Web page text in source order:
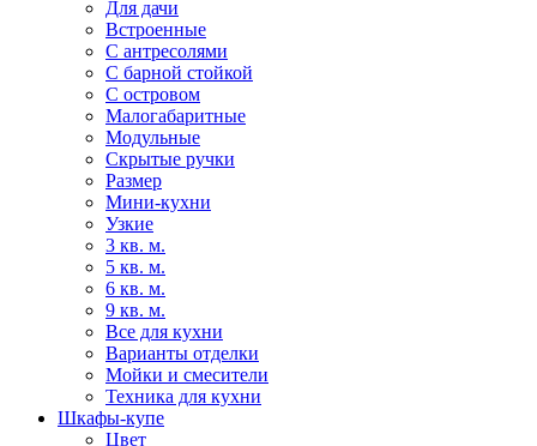
Для дачи
Встроенные
С антресолями
С барной стойкой
С островом
Малогабаритные
Модульные
Скрытые ручки
Размер
Мини-кухни
Узкие
3 кв. м.
5 кв. м.
6 кв. м.
9 кв. м.
Все для кухни
Варианты отделки
Мойки и смесители
Техника для кухни
Шкафы-купе
Цвет